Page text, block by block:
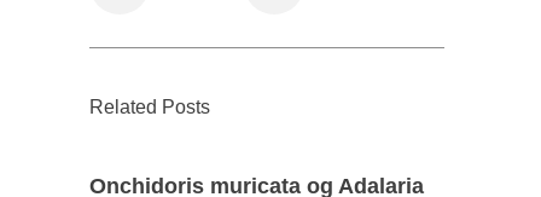
Related Posts
Onchidoris muricata og Adalaria